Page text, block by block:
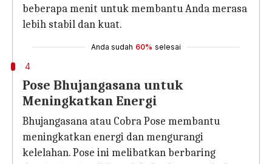
beberapa menit untuk membantu Anda merasa
lebih stabil dan kuat.
Anda sudah 60% selesai
4
Pose Bhujangasana untuk
Meningkatkan Energi
Bhujangasana atau Cobra Pose membantu
meningkatkan energi dan mengurangi
kelelahan. Pose ini melibatkan berbaring